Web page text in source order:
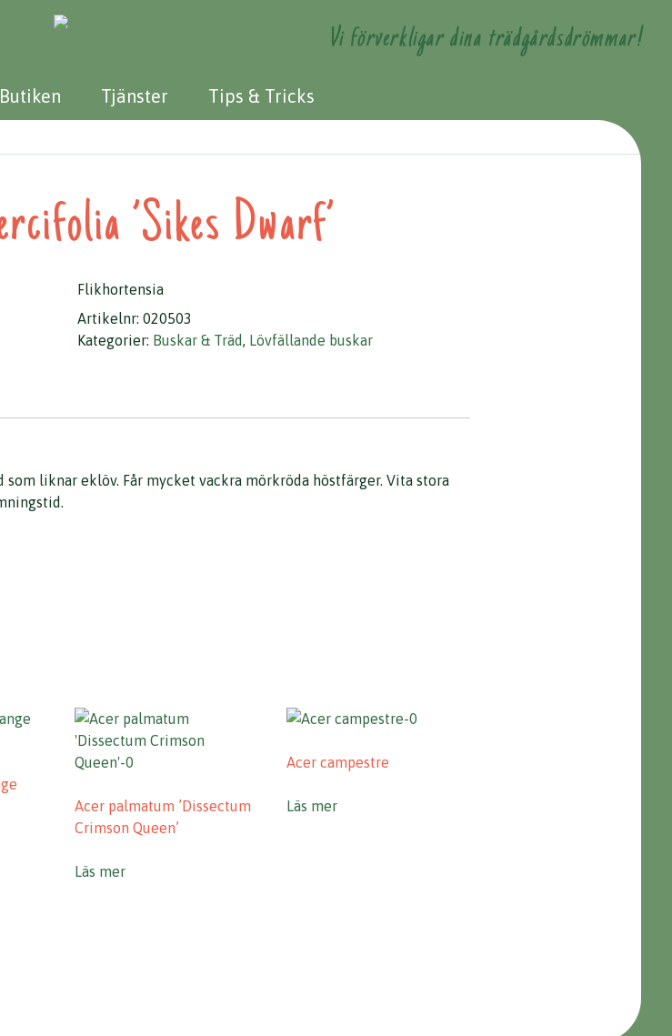
Butiken Tjänster Tips & Tricks
Vi förverkligar dina trädgårdsdrömmar!
’Sikes Dwarf’
Flikhortensia
Artikelnr:020503
Kategorier: Buskar & Träd, Lövfällande buskar
liknar eklöv. Får mycket vackra mörkröda höstfärger. Vita stora
Acer palmatum ’Dissectum
Crimson Queen’
Läs mer
Acer campestre
Läs mer